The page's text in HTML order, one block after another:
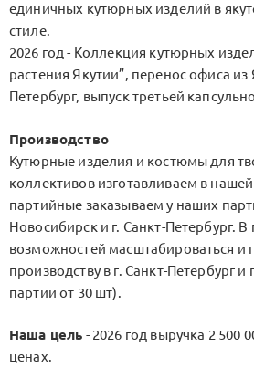
единичных кутюрных изделий в
стиле.
2026 год - Коллекция кутюрных
растения Якутии”, перенос офиса из
Петербург, выпуск третьей
Производство
Кутюрные изделия и костюмы для
коллективов изготавливаем в
партийные заказываем у наших
Новосибирск и г. Санкт-Петербург. В
возможностей масштабироваться и
производству в г. Санкт-Петербург
партии от 30 шт).
Наша цель - 2026 год выручка 2 500
ценах.